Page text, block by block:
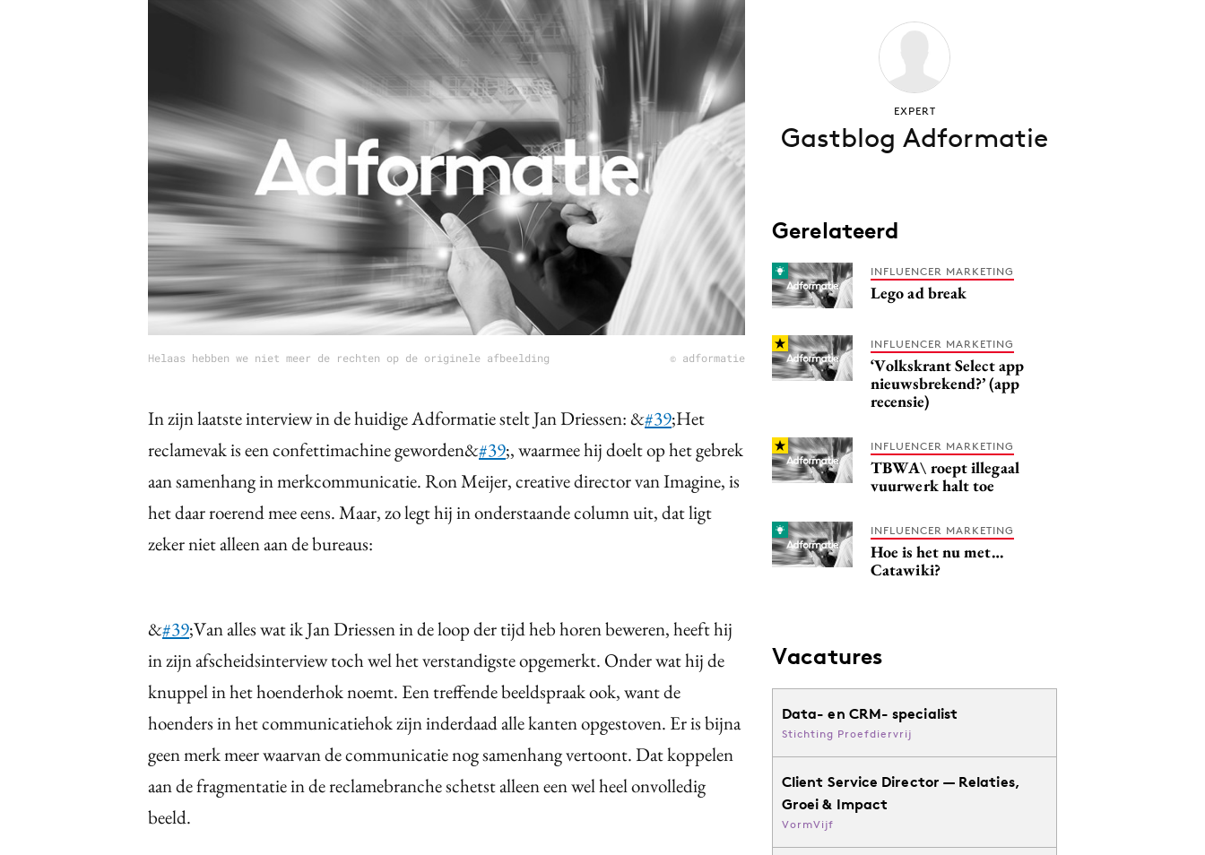
Gedragsverandering
Influencer marketing
Interne communicatie
Martech
Purpose Marketing
Reputatie & crisis
Helaas hebben we niet meer de rechten op de originele afbeelding © adformatie
In zijn laatste interview in de huidige Adformatie stelt Jan Driessen: &#39;Het
reclamevak is een confettimachine geworden&#39;, waarmee hij doelt op het gebrek
aan samenhang in merkcommunicatie. Ron Meijer, creative director van Imagine, is
het daar roerend mee eens. Maar, zo legt hij in onderstaande column uit, dat ligt
zeker niet alleen aan de bureaus:
&#39;Van alles wat ik Jan Driessen in de loop der tijd heb horen beweren, heeft hij
in zijn afscheidsinterview toch wel het verstandigste opgemerkt. Onder wat hij de
knuppel in het hoenderhok noemt. Een treffende beeldspraak ook, want de
hoenders in het communicatiehok zijn inderdaad alle kanten opgestoven. Er is bijna
geen merk meer waarvan de communicatie nog samenhang vertoont. Dat koppelen
aan de fragmentatie in de reclamebranche schetst alleen een wel heel onvolledig
beeld.
EXPERT
Gastblog Adformatie
Gerelateerd
INFLUENCER MARKETING
Lego ad break
INFLUENCER MARKETING
‘Volkskrant Select app
nieuwsbrekend?’ (app
recensie)
INFLUENCER MARKETING
TBWA\ roept illegaal
vuurwerk halt toe
INFLUENCER MARKETING
Hoe is het nu met…
Catawiki?
Vacatures
Data- en CRM- specialist
Stichting Proefdiervrij
Client Service Director — Relaties,
Groei & Impact
VormVijf